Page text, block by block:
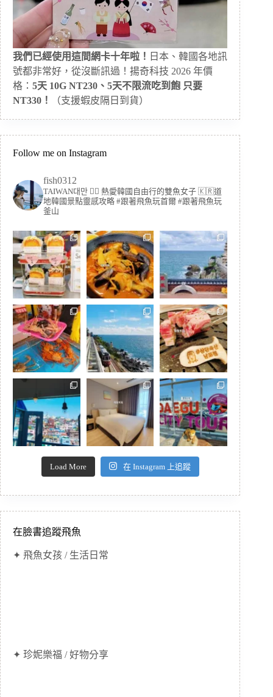
我們已經使用這間網卡十年啦！ 日本、韓國各地訊
號都非常好，從沒斷訊過！揚奇科技 2026 年價
格： 5天 10G NT230、5天不限流吃到飽 只要
NT330！
（支援蝦皮隔日到貨）
Follow me on Instagram
fish0312
TAIWAN대만 🏳️‍🌈 熱愛韓國自由行的雙魚女子 🇰🇷道
地韓國景點靈感攻略 #跟著飛魚玩首爾 #跟著飛魚玩
釜山
Load More 在 Instagram 上追蹤
在臉書追蹤飛魚
✦ 飛魚女孩 / 生活日常
✦ 珍妮樂福 / 好物分享